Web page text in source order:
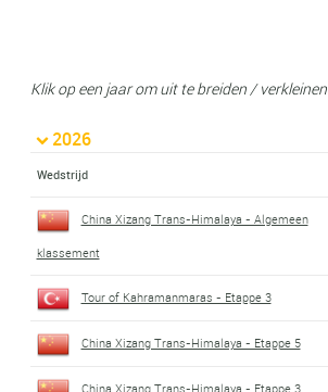
Klik op een jaar om uit te breiden / verkleinen
2026
Wedstrijd
China Xizang Trans-Himalaya - Algemeen
klassement
Tour of Kahramanmaras - Etappe 3
China Xizang Trans-Himalaya - Etappe 5
China Xizang Trans-Himalaya - Etappe 3